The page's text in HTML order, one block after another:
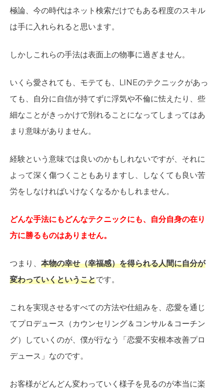
極論、今の時代はネット検索だけでもある程度のスキル
は手に入れられると思います。
しかしこれらの手法は表面上の物事に過ぎません。
いくら愛されても、モテても、LINEのテクニックがあっ
ても、自分に自信が持てずに浮気や不倫に怯えたり、些
細なことがきっかけで別れることになってしまってはあ
まり意味がありません。
経験という意味では良いのかもしれないですが、それに
よって深く傷つくこともありますし、しなくても良い苦
労をしなければいけなくなるかもしれません。
どんな手法にもどんなテクニックにも、自分自身の在り
方に勝るものはありません。
つまり、 本物の幸せ（幸福感）を得られる人間に自分が
変わっていくということです。
これを実現させるすべての方法や仕組みを、恋愛を通じ
てプロデュース（カウンセリング＆コンサル＆コーチン
グ）していくのが、僕が行なう「恋愛不安根本改善プロ
デュース」なのです。
お客様がどんどん変わっていく様子を見るのが本当に楽